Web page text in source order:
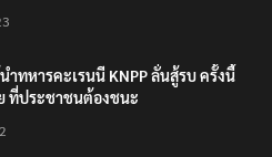
ำทหารคะเรนนี KNPP ลั่นสู้รบ ครั้งนี้
ที่ประชาชนต้องชนะ